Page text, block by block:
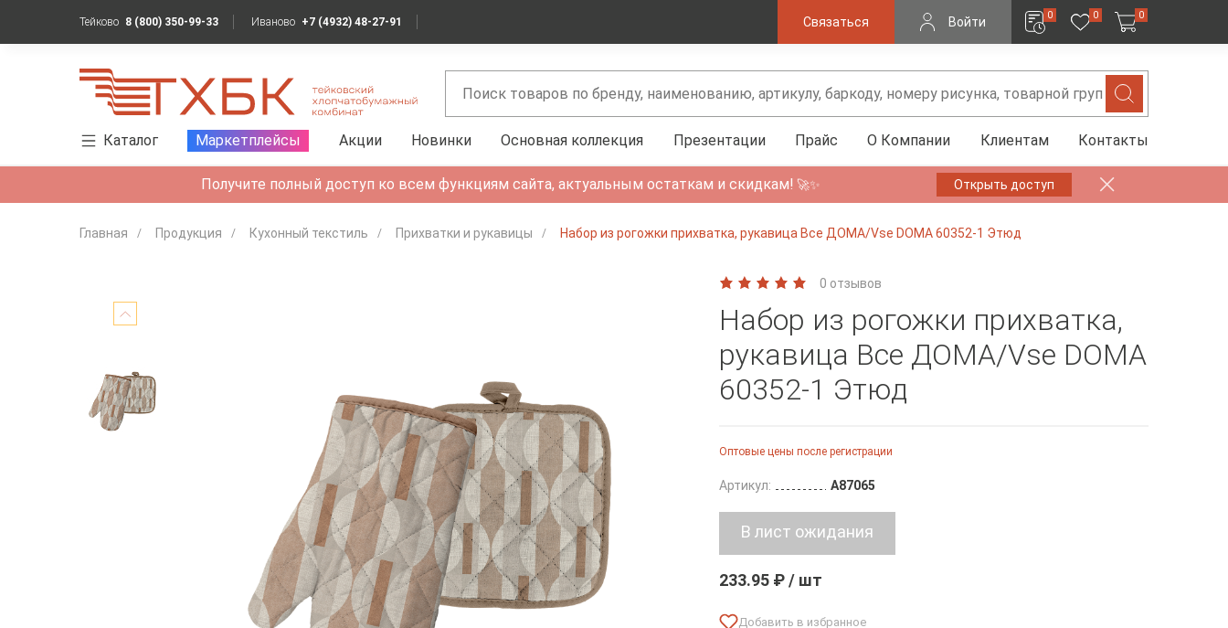
Тейково 8 (800) 350-99-33 Иваново +7 (4932) 48-27-91 Связаться Войти 0 0 0
Каталог Маркетплейсы Акции Новинки Основная коллекция Презентации Прайс О Компании Клиентам Контакты
Получите полный доступ ко всем функциям сайта, актуальным остаткам и скидкам! 🚀✨ Открыть доступ
Главная Продукция Кухонный текстиль Прихватки и рукавицы Набор из рогожки прихватка, рукавица Все ДОМА/Vse DOMA 60352-1 Этюд
0 отзывов
Набор из рогожки прихватка,
рукавица Все ДОМА/Vse DOMA
60352-1 Этюд
Оптовые цены после регистрации
Артикул: A87065
233.95 ₽ / шт